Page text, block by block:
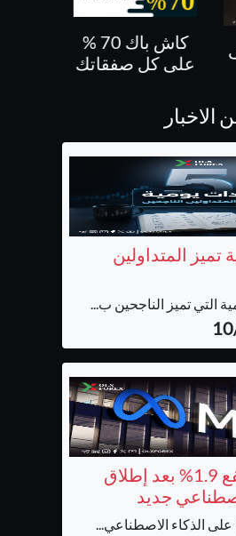
كاش باك 70 %
كل صفقاتك
الاخبار
تميز المتداولين
التي تميز الناجحين ب...
سهم ميتا يرتفع 1.9% بعد إطلاق
جديد
على الذكاء الاصطناعي...